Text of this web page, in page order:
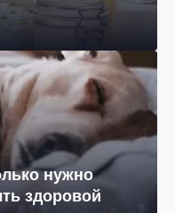
нужно
здоровой